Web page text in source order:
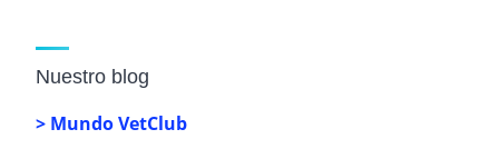
Nuestro blog
> Mundo VetClub